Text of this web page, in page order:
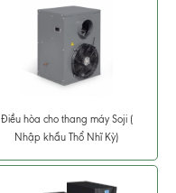
Điều hòa cho thang máy Soji (
Nhập khẩu Thổ Nhĩ Kỳ)